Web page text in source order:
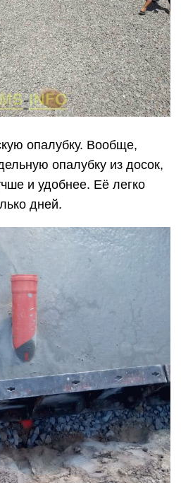
опалубку. Вообще,
опалубку из досок,
и удобнее. Её легко
дней.